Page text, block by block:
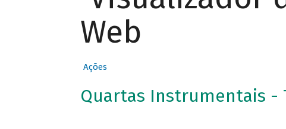
Web
Ações
Quartas Instrumentais -